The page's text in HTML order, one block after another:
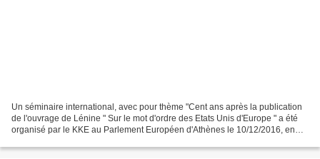
Un séminaire international, avec pour thème "Cent ans après la publication
de l'ouvrage de Lénine " Sur le mot d'ordre des Etats Unis d'Europe " a été
organisé par le KKE au Parlement Européen d'Athènes le 10/12/2016, en